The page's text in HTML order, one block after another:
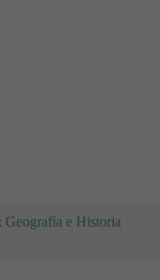
Geografía e Historia